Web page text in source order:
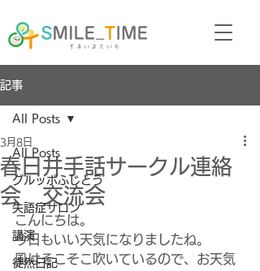
記事
All Posts
グルッポふじとう
失語症サロン
講演
徒然日記
All Posts
春日井手話サークル連絡
会 交流会
3月8日
こんにちは。
今日もいい天気になりましたね。
風はそこそこ吹いているので、お天気